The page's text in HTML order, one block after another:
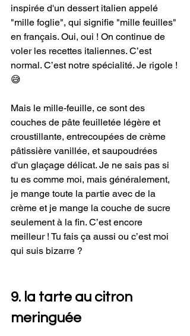
inspirée d'un dessert italien appelé
"mille foglie", qui signifie "mille feuilles"
en français. Oui, oui ! On continue de
voler les recettes italiennes. C’est
normal. C’est notre spécialité. Je rigole !
😅
Mais le mille-feuille, ce sont des
couches de pâte feuilletée légère et
croustillante, entrecoupées de crème
pâtissière vanillée, et saupoudrées
d'un glaçage délicat. Je ne sais pas si
tu es comme moi, mais généralement,
je mange toute la partie avec de la
crème et je mange la couche de sucre
seulement à la fin. C’est encore
meilleur ! Tu fais ça aussi ou c’est moi
qui suis bizarre ?
9. la tarte au citron
meringuée